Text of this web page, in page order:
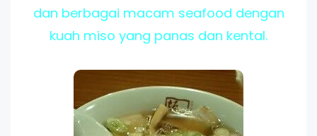
dan berbagai macam seafood dengan
kuah miso yang panas dan kental.